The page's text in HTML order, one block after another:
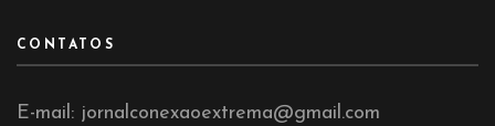
CONTATOS
E-mail: jornalconexaoextrema@gmail.com